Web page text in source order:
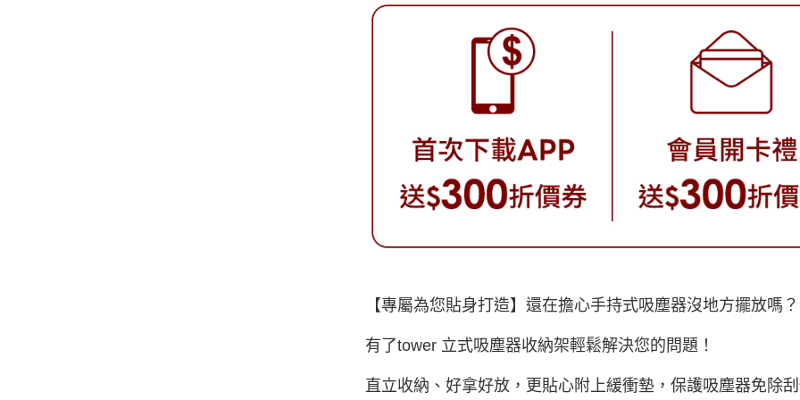
【專屬為您貼身打造】還在擔心手持式吸塵器沒地方擺放嗎？
有了tower 立式吸塵器收納架輕鬆解決您的問題！
直立收納、好拿好放，更貼心附上緩衝墊，保護吸塵器免除